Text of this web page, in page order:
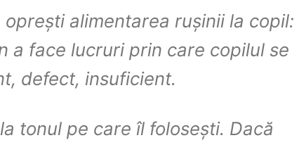
oprești alimentarea rușinii la copil:
a face lucruri prin care copilul se
defect, insuficient.
tonul pe care îl folosești. Dacă